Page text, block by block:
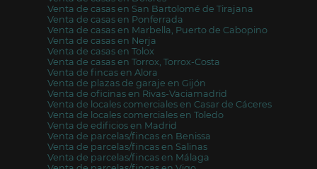
Venta de casas en San Bartolomé de Tirajana
Venta de casas en Ponferrada
Venta de casas en Marbella, Puerto de Cabopino
Venta de casas en Nerja
Venta de casas en Tolox
Venta de casas en Torrox, Torrox-Costa
Venta de fincas en Alora
Venta de plazas de garaje en Gijón
Venta de oficinas en Rivas-Vaciamadrid
Venta de locales comerciales en Casar de Cáceres
Venta de locales comerciales en Toledo
Venta de edificios en Madrid
Venta de parcelas/fincas en Benissa
Venta de parcelas/fincas en Salinas
Venta de parcelas/fincas en Málaga